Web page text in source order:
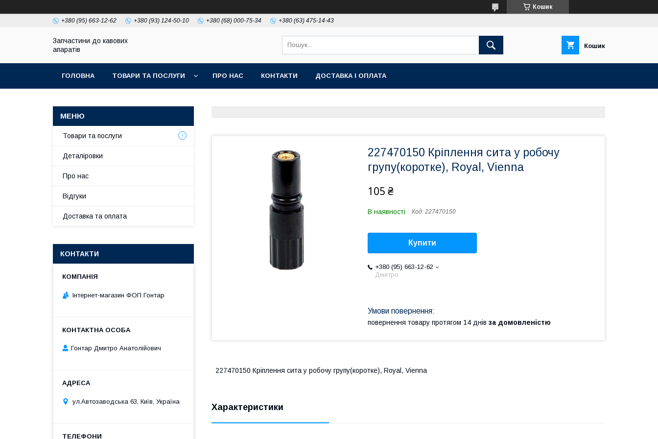
Кошик
+380 (95) 663-12-62 +380 (93) 124-50-10 +380 (68) 000-75-34 +380 (63) 475-14-43
Запчастини до кавових
апаратів
Кошик
ГОЛОВНА ТОВАРИ ТА ПОСЛУГИ ПРО НАС КОНТАКТИ ДОСТАВКА І ОПЛАТА
227470150 Кріплення сита у робочу
групу(коротке), Royal, Vienna
105 ₴
В наявності Код: 227470150
Купити
+380 (95) 663-12-62
Дмитро
повернення товару протягом 14 днів за домовленістю
227470150 Кріплення сита у робочу групу(коротке), Royal, Vienna
Характеристики
Товари та послуги
Деталіровки
Про нас
Відгуки
Доставка та оплата
КОНТАКТИ
Інтернет-магазин ФОП Гонтар
Гонтар Дмитро Анатолійович
ул.Автозаводська 63, Київ, Україна